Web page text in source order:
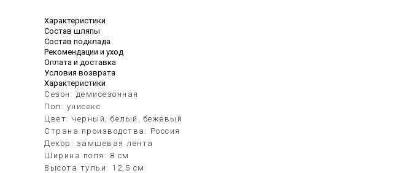
Характеристики
Состав шляпы
Состав подклада
Рекомендации и уход
Оплата и доставка
Условия возврата
Характеристики
Сезон: демисезонная
Пол: унисекс
Цвет: черный, белый, бежевый
Страна производства: Россия
Декор: замшевая лента
Ширина поля: 8 см
Высота тульи: 12,5 см